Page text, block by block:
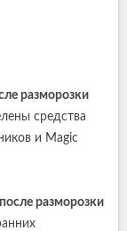
разморозки
средства
и Magic
разморозки